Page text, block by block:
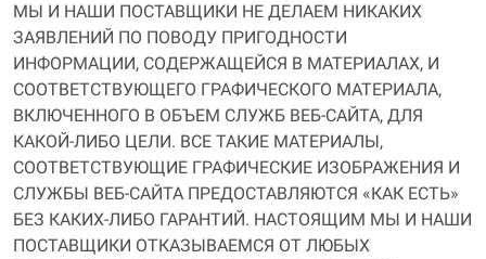
МЫ И НАШИ ПОСТАВЩИКИ НЕ ДЕЛАЕМ НИКАКИХ
ЗАЯВЛЕНИЙ ПО ПОВОДУ ПРИГОДНОСТИ
ИНФОРМАЦИИ, СОДЕРЖАЩЕЙСЯ В МАТЕРИАЛАХ, И
СООТВЕТСТВУЮЩЕГО ГРАФИЧЕСКОГО МАТЕРИАЛА,
ВКЛЮЧЕННОГО В ОБЪЕМ СЛУЖБ ВЕБ-САЙТА, ДЛЯ
КАКОЙ-ЛИБО ЦЕЛИ. ВСЕ ТАКИЕ МАТЕРИАЛЫ,
СООТВЕТСТВУЮЩИЕ ГРАФИЧЕСКИЕ ИЗОБРАЖЕНИЯ И
СЛУЖБЫ ВЕБ-САЙТА ПРЕДОСТАВЛЯЮТСЯ «КАК ЕСТЬ»
БЕЗ КАКИХ-ЛИБО ГАРАНТИЙ. НАСТОЯЩИМ МЫ И НАШИ
ПОСТАВЩИКИ ОТКАЗЫВАЕМСЯ ОТ ЛЮБЫХ